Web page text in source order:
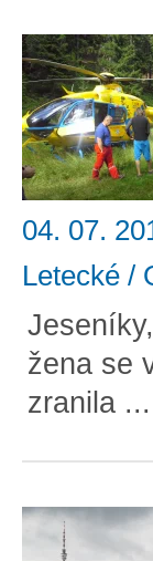
04. 07.
Letecké /
žena se
zranila ...